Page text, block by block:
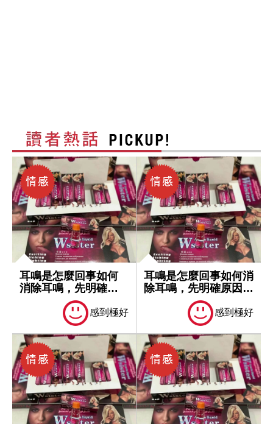
耳鳴是怎麼回事如何
消除耳鳴，先明確原
感到極好
耳鳴是怎麼回事如何消
除耳鳴，先明確原因再
感到極好